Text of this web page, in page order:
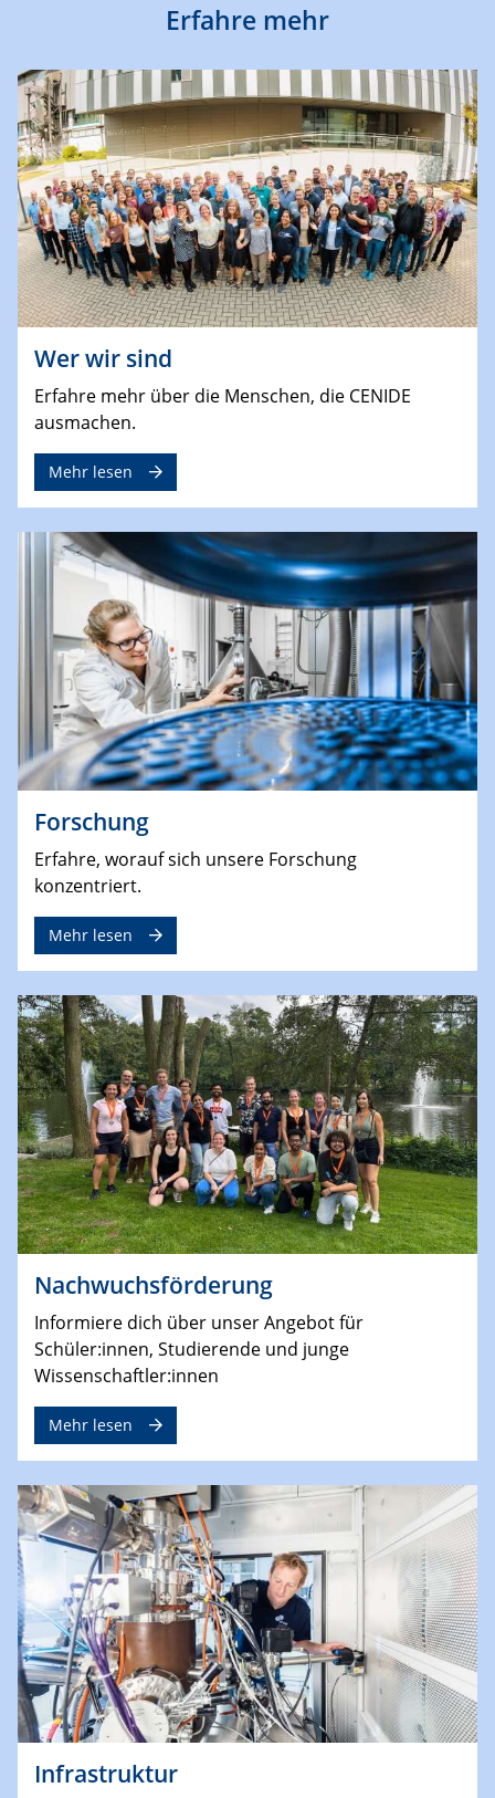
Erfahre mehr
Wer wir sind
Erfahre mehr über die Menschen, die CENIDE
ausmachen.
Mehr lesen
Forschung
Erfahre, worauf sich unsere Forschung
konzentriert.
Mehr lesen
Nachwuchsförderung
Informiere dich über unser Angebot für
Schüler:innen, Studierende und junge
Wissenschaftler:innen
Mehr lesen
Infrastruktur